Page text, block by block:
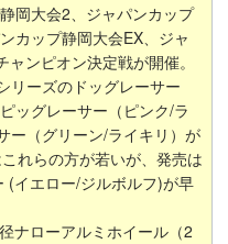
岡大会2、ジャパンカップ
カップ静岡大会EX、ジャ
ンピオン決定戦が開催。
リーズのドッグレーサー
ッグレーサー（ピンク/ラ
ー（グリーン/ライキリ）が
れらの方が若いが、発売は
(イエロー/ジルボルフ)が早
ナローアルミホイール（2